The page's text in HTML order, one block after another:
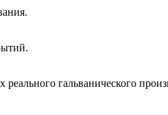
гальванического